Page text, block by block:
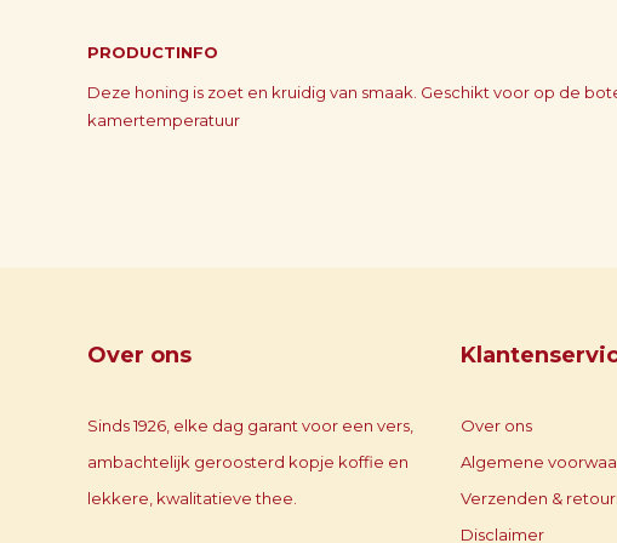
PRODUCTINFO
Deze honing is zoet en kruidig van smaak. Geschikt voor op de
kamertemperatuur
Over ons
Sinds 1926, elke dag garant voor een vers,
ambachtelijk geroosterd kopje koffie en
lekkere, kwalitatieve thee.
Over ons
Algemene
Verzenden &
Disclaimer